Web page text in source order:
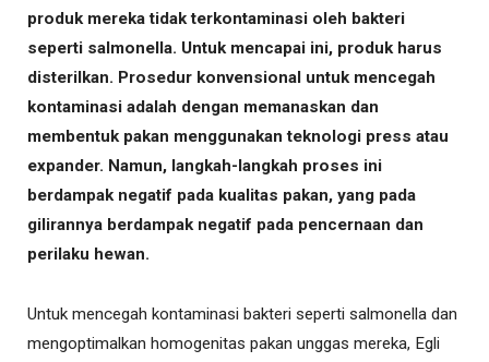
produk mereka tidak terkontaminasi oleh bakteri
seperti salmonella. Untuk mencapai ini, produk harus
disterilkan. Prosedur konvensional untuk mencegah
kontaminasi adalah dengan memanaskan dan
membentuk pakan menggunakan teknologi press atau
expander. Namun, langkah-langkah proses ini
berdampak negatif pada kualitas pakan, yang pada
gilirannya berdampak negatif pada pencernaan dan
perilaku hewan.
Untuk mencegah kontaminasi bakteri seperti salmonella dan
mengoptimalkan homogenitas pakan unggas mereka, Egli